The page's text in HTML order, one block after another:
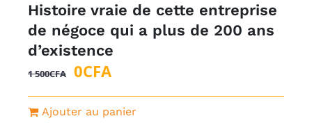
Histoire vraie de cette entreprise
de négoce qui a plus de 200 ans
d’existence
1 500CFA
Le
prix
initial
0CFALe
prix
actuel
Ajouter au panier